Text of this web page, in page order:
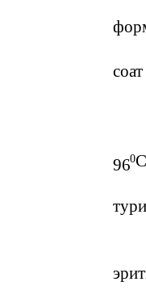
960С